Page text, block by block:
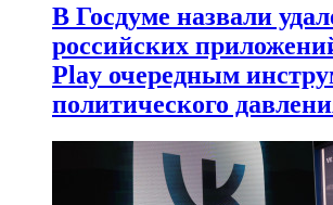
В Госдуме назвали
российских
Play очередным
политического